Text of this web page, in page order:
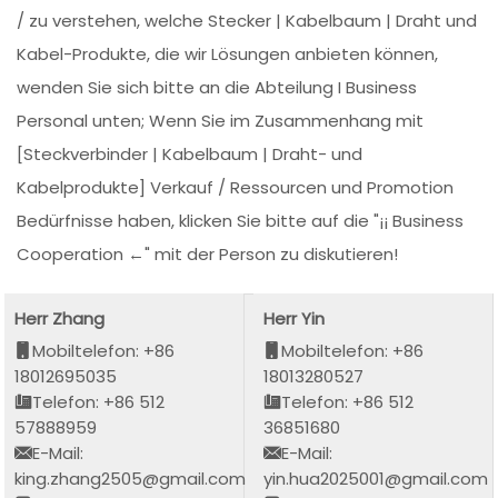
/ zu verstehen, welche Stecker | Kabelbaum | Draht und
Kabel-Produkte, die wir Lösungen anbieten können,
wenden Sie sich bitte an die Abteilung I Business
Personal unten; Wenn Sie im Zusammenhang mit
[Steckverbinder | Kabelbaum | Draht- und
Kabelprodukte] Verkauf / Ressourcen und Promotion
Bedürfnisse haben, klicken Sie bitte auf die "¡¡ Business
Cooperation ←" mit der Person zu diskutieren!
Herr Zhang
Mobiltelefon: +86
18012695035
Telefon: +86 512
57888959
E-Mail:
king.zhang2505@gmail.com
Herr Yin
Mobiltelefon: +86
18013280527
Telefon: +86 512
36851680
E-Mail:
yin.hua2025001@gmail.com